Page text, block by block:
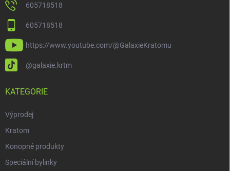
605718518
605718518
https://www.youtube.com/@GalaxieKratomu
@galaxie.krtm
KATEGORIE
Výprodej
Kratom
Konopné produkty
Speciální bylinky